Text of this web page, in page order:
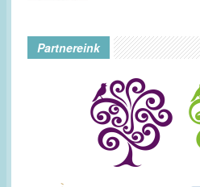
Partnereink